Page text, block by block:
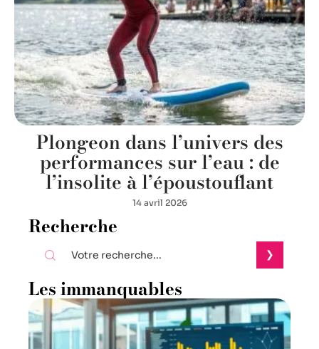
Plongeon dans l’univers des
performances sur l’eau : de
l’insolite à l’époustouflant
14 avril 2026
Recherche
Les immanquables